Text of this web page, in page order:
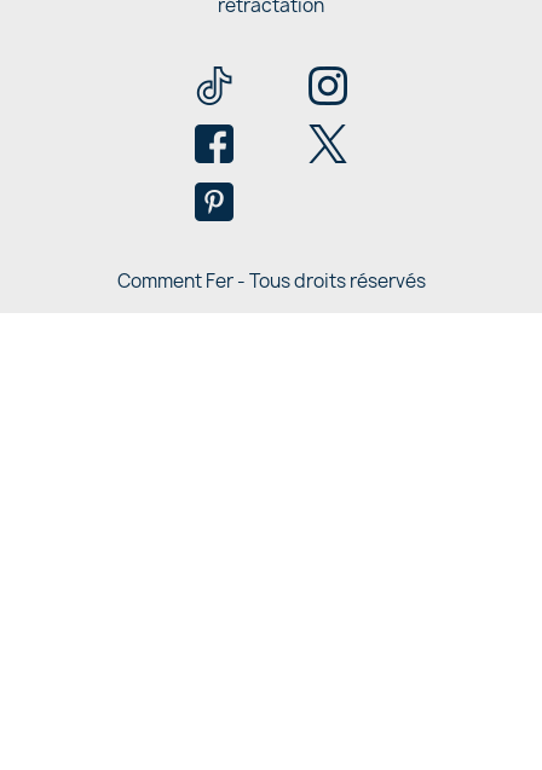
rétractation
Comment Fer - Tous droits réservés